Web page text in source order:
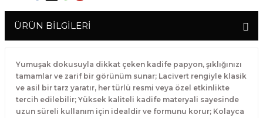
ÜRÜN BİLGİLERİ
Yumuşak dokusuyla dikkat çeken kadife papyon, şıklığınızı
tamamlar ve zarif bir görünüm sunar; Lacivert rengiyle klasik
ve asil bir tarz yaratır, her türlü resmi veya özel etkinlikte
tercih edilebilir; Yüksek kaliteli kadife materyali sayesinde
uzun süreli kullanım için idealdir ve formunu korur; Kolayca